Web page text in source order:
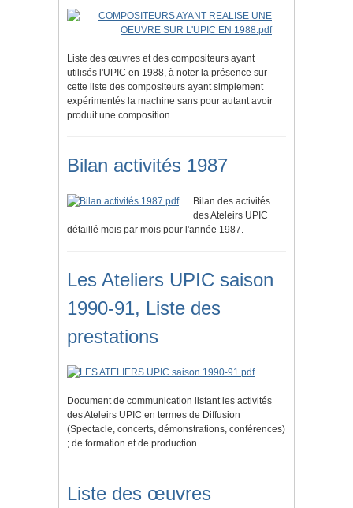
Liste des œuvres et des compositeurs ayant
utilisés l'UPIC en 1988, à noter la présence sur
cette liste des compositeurs ayant simplement
expérimentés la machine sans pour autant avoir
produit une composition.
Bilan activités 1987
Bilan des activités
des Ateleirs UPIC
détaillé mois par mois pour l'année 1987.
Les Ateliers UPIC saison
1990-91, Liste des
prestations
Document de communication listant les activités
des Ateleirs UPIC en termes de Diffusion
(Spectacle, concerts, démonstrations, conférences)
; de formation et de production.
Liste des œuvres